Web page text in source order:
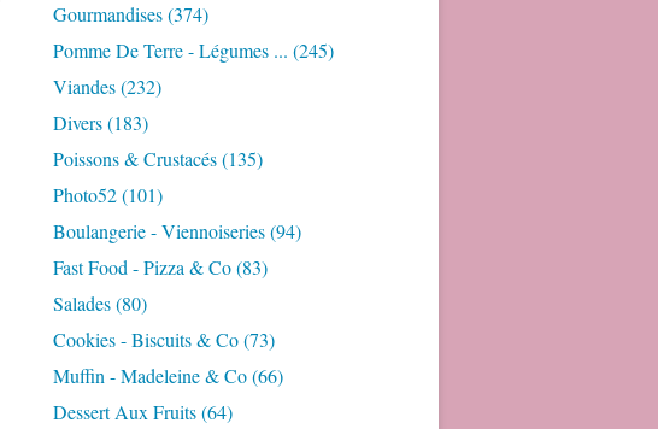
Gourmandises(374)
Pomme De Terre - Légumes ... (245)
Viandes(232)
Divers(183)
Poissons & Crustacés(135)
Photo52(101)
Boulangerie - Viennoiseries(94)
Fast Food - Pizza & Co(83)
Salades(80)
Cookies - Biscuits & Co(73)
Muffin - Madeleine & Co(66)
Dessert Aux Fruits(64)